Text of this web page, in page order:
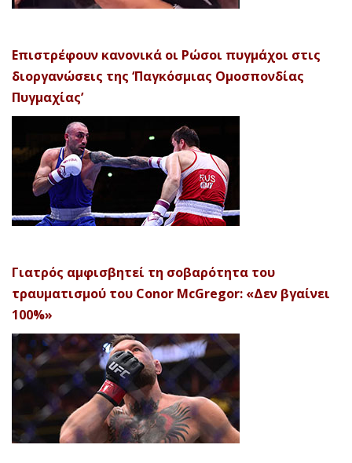
Επιστρέφουν κανονικά οι Ρώσοι πυγμάχοι στις
διοργανώσεις της ‘Παγκόσμιας Ομοσπονδίας
Πυγμαχίας’
Γιατρός αμφισβητεί τη σοβαρότητα του
τραυματισμού του Conor McGregor: «Δεν βγαίνει
100%»